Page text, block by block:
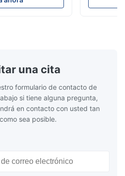
(ETP) represents
packaging
una cita
formulario de contacto de
si tiene alguna pregunta,
en contacto con usted tan
sea posible.